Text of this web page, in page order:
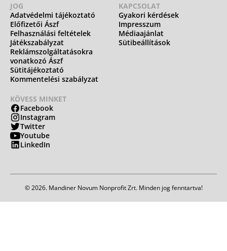
JOG
Adatvédelmi tájékoztató
Előfizetői Ászf
Felhasználási feltételek
Játékszabályzat
Reklámszolgáltatásokra
vonatkozó Ászf
Sütitájékoztató
Kommentelési szabályzat
KAPCSOLAT
Gyakori kérdések
Impresszum
Médiaajánlat
Sütibeállítások
KÖVESS MINKET
Facebook
Instagram
Twitter
Youtube
LinkedIn
© 2026. Mandiner Novum Nonprofit Zrt. Minden jog fenntartva!